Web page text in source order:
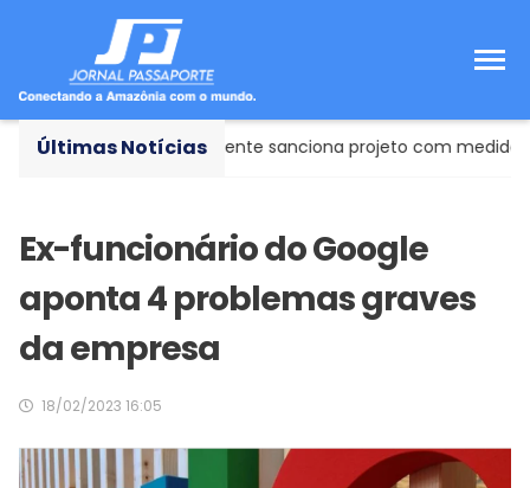
Últimas Notícias
- Presidente sanciona projeto com medidas de
Ex-funcionário do Google
aponta 4 problemas graves
da empresa
18/02/2023 16:05